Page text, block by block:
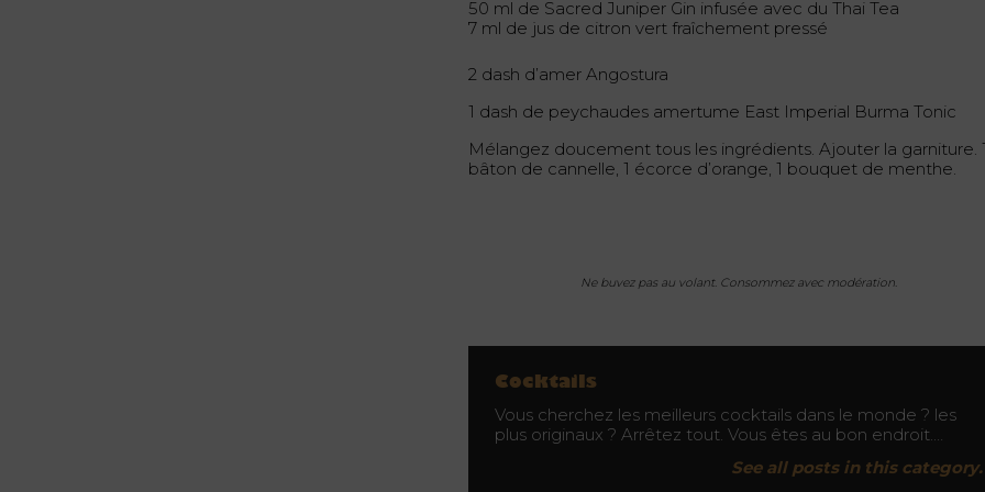
50 ml de Sacred Juniper Gin infusée avec du Thai Tea
7 ml de jus de citron vert fraîchement pressé
2 dash d’amer Angostura
1 dash de peychaudes amertume East Imperial Burma Tonic
Mélangez doucement tous les ingrédients. Ajouter la garniture.
bâton de cannelle, 1 écorce d’orange, 1 bouquet de menthe.
Ne buvez pas au volant. Consommez avec modération.
Cocktails
Vous cherchez les meilleurs cocktails dans le monde ? les
plus originaux ? Arrêtez tout. Vous êtes au bon endroit.…
See all posts in this category.